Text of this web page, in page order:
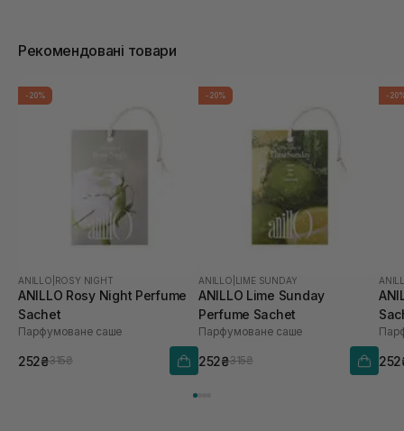
Рекомендовані товари
-20%
ANILLO ROSY NIGHT
ANILLO Rosy Night Perfume
Sachet
Парфумоване саше
252₴315₴
-20%
ANILLO LIME SUNDAY
ANILLO Lime Sunday
Perfume Sachet
Парфумоване саше
252₴315₴
-